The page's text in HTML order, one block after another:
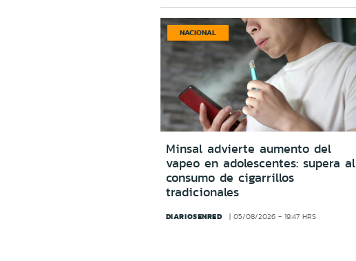
NACIONAL
Minsal advierte aumento del
vapeo en adolescentes: supera al
consumo de cigarrillos
tradicionales
DIARIOSENRED 05/08/2026 - 19:47 HRS